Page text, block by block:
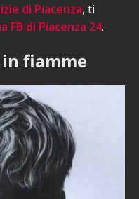
di Piacenza, ti
FB di Piacenza 24.
in fiamme